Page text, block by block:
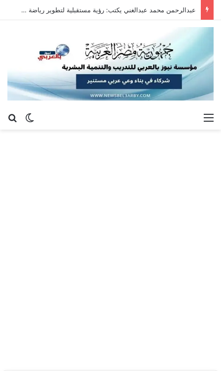
عبدالرحمن محمد عبدالغني يكتب: رؤية مستقبلية لتطوير رياضة سلاح الشيش في جمهورية مصر العربية
الوضع القائمة